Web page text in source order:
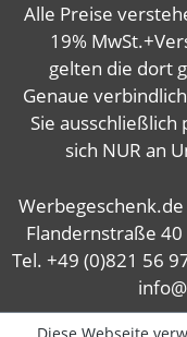
Alle Preise
19%
gelten die dort
Genaue
Sie
sich NUR an
Flandernstraße
Tel. +49 (0)821 56